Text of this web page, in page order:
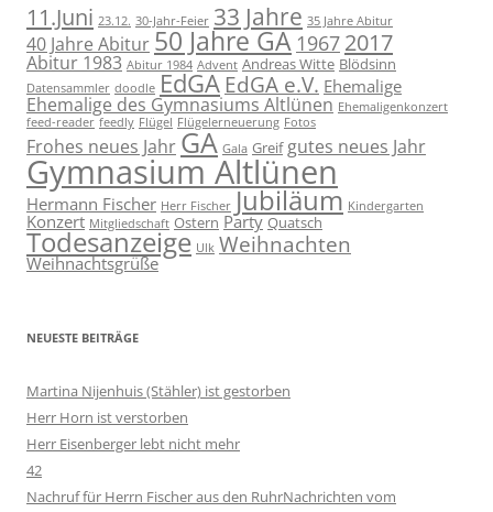
11.Juni 23.12. 30-Jahr-Feier 33 Jahre 35 Jahre Abitur
40 Jahre Abitur 50 Jahre GA 1967 2017
Abitur 1983 Abitur 1984 Advent Andreas Witte Blödsinn
Datensammler doodle EdGA EdGA e.V. Ehemalige
Ehemalige des Gymnasiums Altlünen Ehemaligenkonzert
feed-reader feedly Flügel Flügelerneuerung Fotos
Frohes neues Jahr GA Gala Greif gutes neues Jahr
Gymnasium Altlünen
Hermann Fischer Herr Fischer Jubiläum Kindergarten
Konzert Mitgliedschaft Ostern Party Quatsch
Todesanzeige Ulk Weihnachten
Weihnachtsgrüße
NEUESTE BEITRÄGE
Martina Nijenhuis (Stähler) ist gestorben
Herr Horn ist verstorben
Herr Eisenberger lebt nicht mehr
42
Nachruf für Herrn Fischer aus den RuhrNachrichten vom